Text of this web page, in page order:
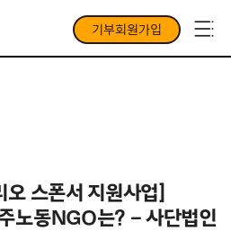
기부회원가입
스폰서 지원사업]
노동NGO는? – 사단법인